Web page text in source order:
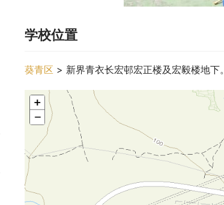
学校位置
葵青区 > 新界青衣长宏邨宏正楼及宏毅楼地下。